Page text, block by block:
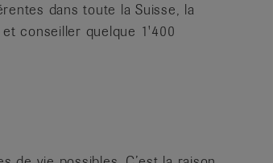
dans toute la Suisse, la
conseiller quelque 1'400